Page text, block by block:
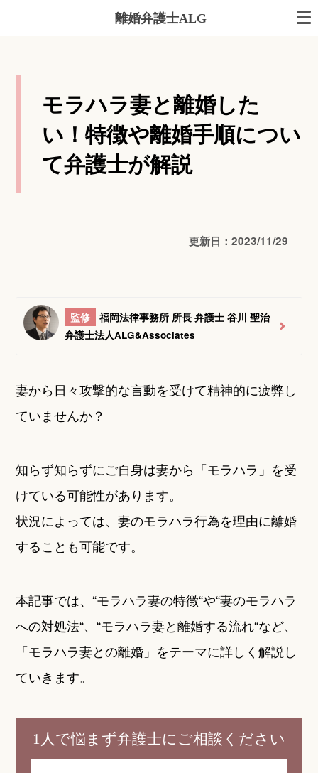
離婚弁護士ALG
モラハラ妻と離婚した
い！特徴や離婚手順につい
て弁護士が解説
更新日：2023/11/29
監修
福岡法律事務所 所長 弁護士 谷川 聖治
弁護士法人ALG&Associates
妻から日々攻撃的な言動を受けて精神的に疲弊し
ていませんか？
知らず知らずにご自身は妻から「モラハラ」を受
けている可能性があります。
状況によっては、妻のモラハラ行為を理由に離婚
することも可能です。
本記事では、“モラハラ妻の特徴“や“妻のモラハラ
への対処法“、“モラハラ妻と離婚する流れ“など、
「モラハラ妻との離婚」をテーマに詳しく解説し
ていきます。
1人で悩まず弁護士にご相談ください